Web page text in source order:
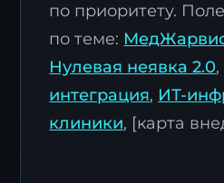
по приоритету.
по теме:
Нулевая неявка 2.0,
интеграция, ИТ-
клиники, [карта